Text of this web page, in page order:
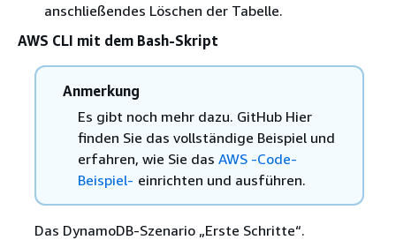
anschließendes Löschen der Tabelle.
AWS CLI mit dem Bash-Skript
Anmerkung
Es gibt noch mehr dazu. GitHub Hier
finden Sie das vollständige Beispiel und
erfahren, wie Sie das AWS -Code-
Beispiel- einrichten und ausführen.
Das DynamoDB-Szenario „Erste Schritte“.